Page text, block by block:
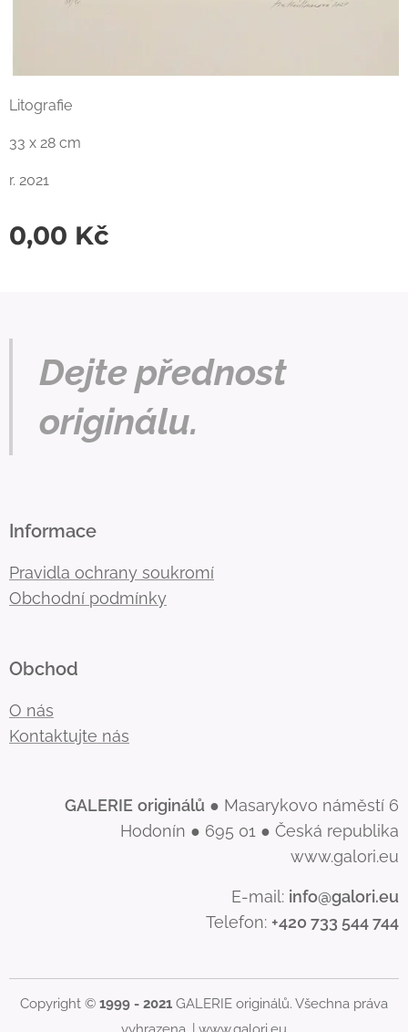
Litografie
33 x 28 cm
r. 2021
0,00 Kč
Dejte přednost
originálu.
Informace
Pravidla ochrany soukromí
Obchodní podmínky
Obchod
O nás
Kontaktujte nás
GALERIE originálů ● Masarykovo náměstí 6
Hodonín ● 695 01 ● Česká republika
www.galori.eu
E-mail: info@galori.eu
Telefon: +420 733 544 744
Copyright © 1999 - 2021 GALERIE originálů. Všechna práva